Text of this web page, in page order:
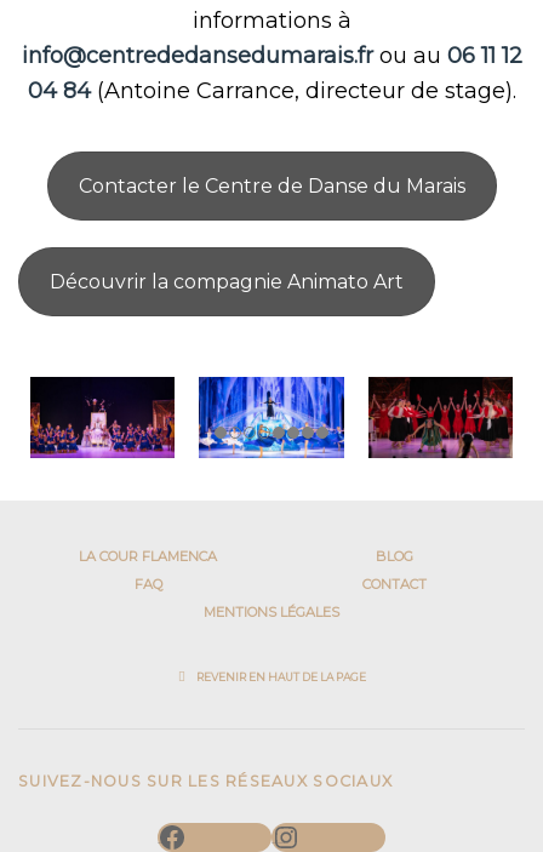
informations à
info@centrededansedumarais.fr ou au 06 11 12
04 84(Antoine Carrance, directeur de stage).
Contacter le Centre de Danse du Marais
Découvrir la compagnie Animato Art
LA COUR FLAMENCA
BLOG
FAQ
CONTACT
MENTIONS LÉGALES
REVENIR EN HAUT DE LA PAGE
SUIVEZ-NOUS SUR LES RÉSEAUX SOCIAUX
FacebookInstagram